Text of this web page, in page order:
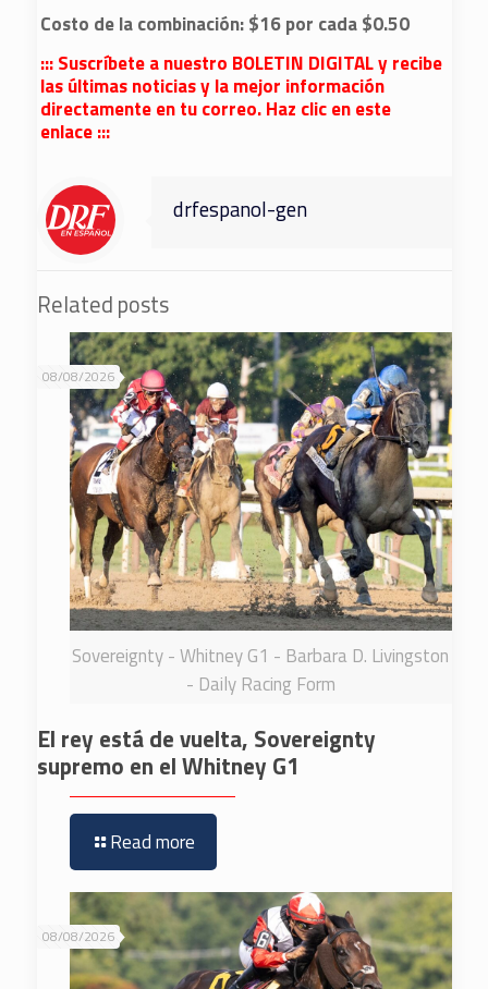
Costo de la combinación: $16 por cada $0.50
::: Suscríbete a nuestro BOLETIN DIGITAL y recibe
las últimas noticias y la mejor información
directamente en tu correo. Haz clic en este
enlace :::
drfespanol-gen
Related posts
Sovereignty - Whitney G1 - Barbara D. Livingston
- Daily Racing Form
08/08/2026
El rey está de vuelta, Sovereignty
supremo en el Whitney G1
Read more
08/08/2026